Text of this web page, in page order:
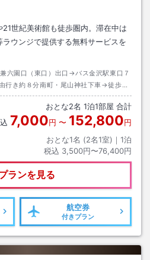
世紀美術館も徒歩圏内。滞在中は
ウンジで提供する無料サービスを
六園口（東口）出口→バス金沢駅東口７
行き約８分南町・尾山神社下車→徒歩約
おとな2名 1泊1部屋 合計
7,000円 〜 152,800円
おとな1名 (2名1室)｜ 1泊
税込 3,500円〜76,400円
ランを見る
航空券
付きプラン